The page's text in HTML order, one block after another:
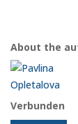
About the
Verbunden